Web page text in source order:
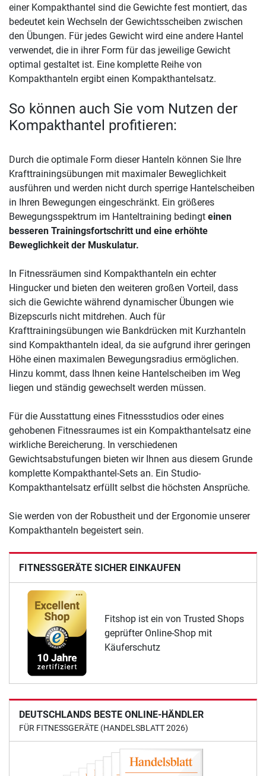
FITNESSGERÄTE SICHER EINKAUFEN
Fitshop ist ein von Trusted Shops
geprüfter Online-Shop mit
Käuferschutz
DEUTSCHLANDS BESTE ONLINE-HÄNDLER
FÜR FITNESSGERÄTE (HANDELSBLATT 2026)
einer Kompakthantel sind die Gewichte fest montiert, das
bedeutet kein Wechseln der Gewichtsscheiben zwischen
den Übungen. Für jedes Gewicht wird eine andere Hantel
verwendet, die in ihrer Form für das jeweilige Gewicht
optimal gestaltet ist. Eine komplette Reihe von
Kompakthanteln ergibt einen Kompakthantelsatz.
So können auch Sie vom Nutzen der
Kompakthantel profitieren:
Durch die optimale Form dieser Hanteln können Sie Ihre
Krafttrainingsübungen mit maximaler Beweglichkeit
ausführen und werden nicht durch sperrige Hantelscheiben
in Ihren Bewegungen eingeschränkt. Ein größeres
Bewegungsspektrum im Hanteltraining bedingt einen
besseren Trainingsfortschritt und eine erhöhte
Beweglichkeit der Muskulatur.
In Fitnessräumen sind Kompakthanteln ein echter
Hingucker und bieten den weiteren großen Vorteil, dass
sich die Gewichte während dynamischer Übungen wie
Bizepscurls nicht mitdrehen. Auch für
Krafttrainingsübungen wie Bankdrücken mit Kurzhanteln
sind Kompakthanteln ideal, da sie aufgrund ihrer geringen
Höhe einen maximalen Bewegungsradius ermöglichen.
Hinzu kommt, dass Ihnen keine Hantelscheiben im Weg
liegen und ständig gewechselt werden müssen.
Für die Ausstattung eines Fitnessstudios oder eines
gehobenen Fitnessraumes ist ein Kompakthantelsatz eine
wirkliche Bereicherung. In verschiedenen
Gewichtsabstufungen bieten wir Ihnen aus diesem Grunde
komplette Kompakthantel-Sets an. Ein Studio-
Kompakthantelsatz erfüllt selbst die höchsten Ansprüche.
Sie werden von der Robustheit und der Ergonomie unserer
Kompakthanteln begeistert sein.